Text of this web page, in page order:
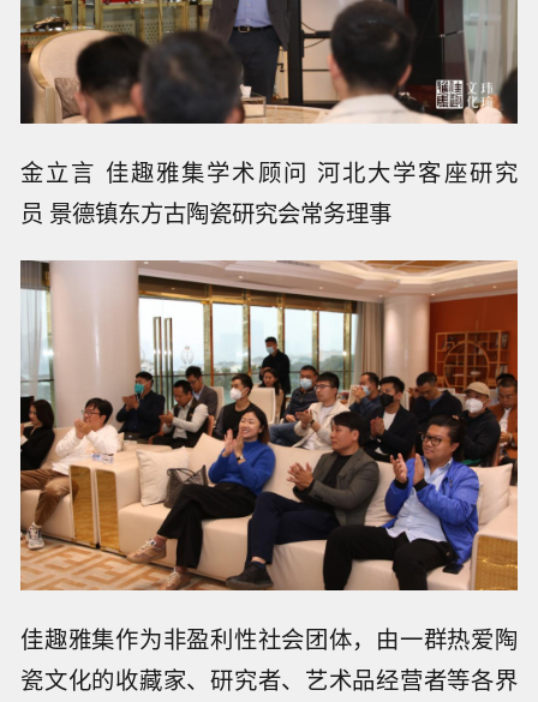
金立言 佳趣雅集学术顾问 河北大学客座研究
员 景德镇东方古陶瓷研究会常务理事
佳趣雅集作为非盈利性社会团体，由一群热爱陶
瓷文化的收藏家、研究者、艺术品经营者等各界